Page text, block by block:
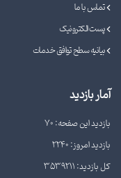
تماس با ما
پست الکترونیک
بیانیه سطح توافق خدمات
آمار بازدید
بازدید این صفحه: 70
بازدید امروز: 2240
کل بازدید: 3539211